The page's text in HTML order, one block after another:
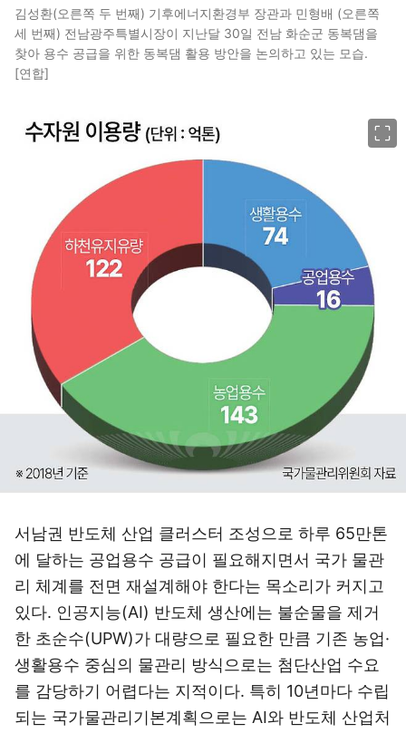
김성환(오른쪽 두 번째) 기후에너지환경부 장관과 민형배 (오른쪽
세 번째) 전남광주특별시장이 지난달 30일 전남 화순군 동복댐을
찾아 용수 공급을 위한 동복댐 활용 방안을 논의하고 있는 모습.
[연합]
서남권 반도체 산업 클러스터 조성으로 하루 65만톤
에 달하는 공업용수 공급이 필요해지면서 국가 물관
리 체계를 전면 재설계해야 한다는 목소리가 커지고
있다. 인공지능(AI) 반도체 생산에는 불순물을 제거
한 초순수(UPW)가 대량으로 필요한 만큼 기존 농업·
생활용수 중심의 물관리 방식으로는 첨단산업 수요
를 감당하기 어렵다는 지적이다. 특히 10년마다 수립
되는 국가물관리기본계획으로는 AI와 반도체 산업처